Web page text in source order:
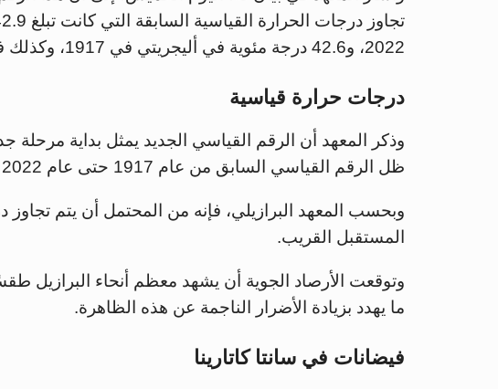
2022، و42.6 درجة مئوية في أليجريتي في 1917، وكذلك في جاجواراو في 1943.
درجات حرارة قياسية
وذكر المعهد أن الرقم القياسي الجديد يمثل بداية مرحلة
ظل الرقم القياسي السابق من عام 1917 حتى عام 2022 قبل أن يُتجاوز.
المستقبل القريب.
وتوقعت الأرصاد الجوية أن يشهد معظم أنحاء البرازيل طقسًا
ما يهدد بزيادة الأضرار الناجمة عن هذه الظاهرة.
فيضانات في سانتا كاتارينا